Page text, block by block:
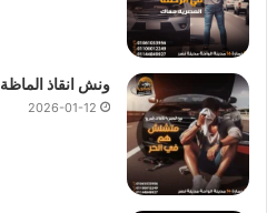
ونش انقاذ الماظة
2026-01-12